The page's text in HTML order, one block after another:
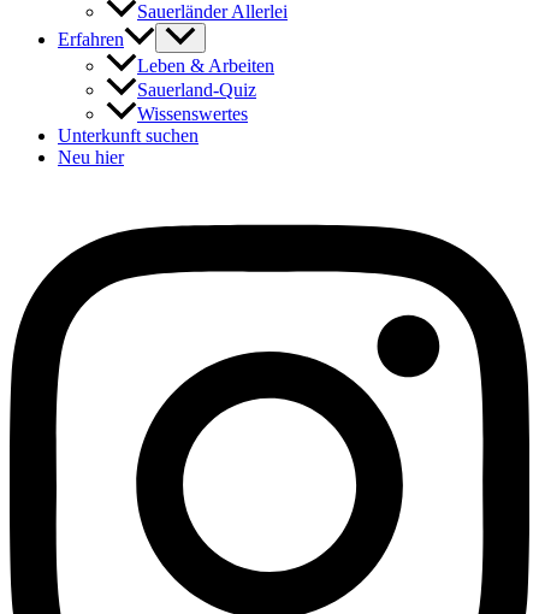
Sauerländer Allerlei
Erfahren
Leben & Arbeiten
Sauerland-Quiz
Wissenswertes
Unterkunft suchen
Neu hier